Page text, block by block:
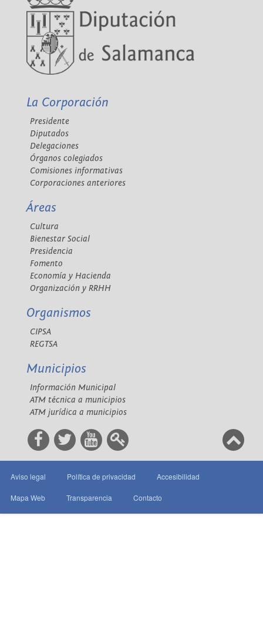
La Corporación
Presidente
Diputados
Delegaciones
Órganos colegiados
Comisiones informativas
Corporaciones anteriores
Áreas
Cultura
Bienestar Social
Presidencia
Fomento
Economía y Hacienda
Organización y RRHH
Organismos
CIPSA
REGTSA
Municipios
Información Municipal
ATM técnica a municipios
ATM jurídica a municipios
Aviso legal Política de privacidad Accesibilidad
Mapa Web Transparencia Contacto